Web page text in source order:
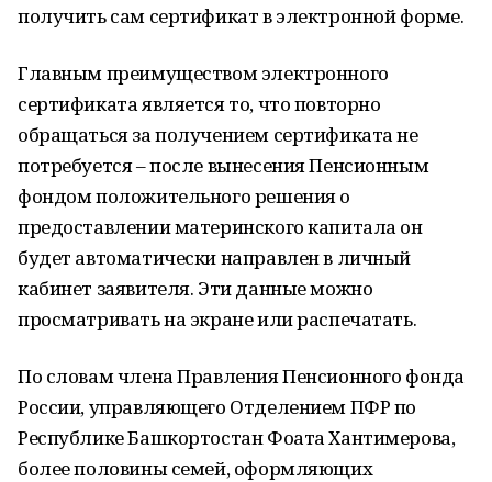
получить сам сертификат в электронной форме.
Главным преимуществом электронного
сертификата является то, что повторно
обращаться за получением сертификата не
потребуется – после вынесения Пенсионным
фондом положительного решения о
предоставлении материнского капитала он
будет автоматически направлен в личный
кабинет заявителя. Эти данные можно
просматривать на экране или распечатать.
По словам члена Правления Пенсионного фонда
России, управляющего Отделением ПФР по
Республике Башкортостан Фоата Хантимерова,
более половины семей, оформляющих